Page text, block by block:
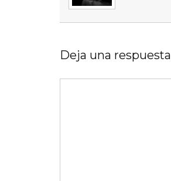
Deja una respuesta